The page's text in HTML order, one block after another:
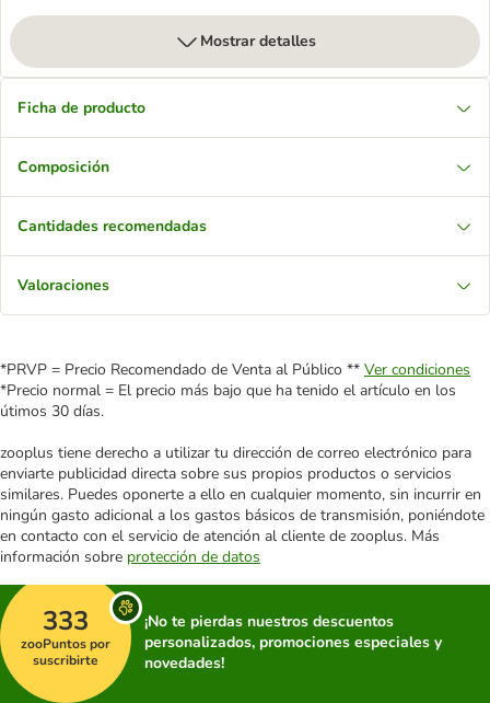
Mostrar detalles
Ficha de producto
Composición
Cantidades recomendadas
Valoraciones
*PRVP = Precio Recomendado de Venta al Público ** Ver condiciones
*Precio normal = El precio más bajo que ha tenido el artículo en los
útimos 30 días.
zooplus tiene derecho a utilizar tu dirección de correo electrónico para
enviarte publicidad directa sobre sus propios productos o servicios
similares. Puedes oponerte a ello en cualquier momento, sin incurrir en
ningún gasto adicional a los gastos básicos de transmisión, poniéndote
en contacto con el servicio de atención al cliente de zooplus. Más
información sobre protección de datos
333
zooPuntos por
suscribirte
¡No te pierdas nuestros descuentos
personalizados, promociones especiales y
novedades!